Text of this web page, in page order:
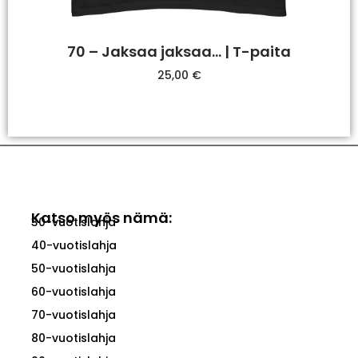
70 – Jaksaa jaksaa… | T-paita
25,00 €
Katso myös nämä:
30-vuotislahja
40-vuotislahja
50-vuotislahja
60-vuotislahja
70-vuotislahja
80-vuotislahja